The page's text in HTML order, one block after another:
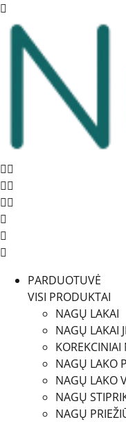
PARDUOTUVĖ
VISI PRODUKTAI
NAGŲ LAKAI
NAGŲ LAKAI
NAGŲ LAKO
NAGŲ LAKO
NAGŲ
NAGŲ